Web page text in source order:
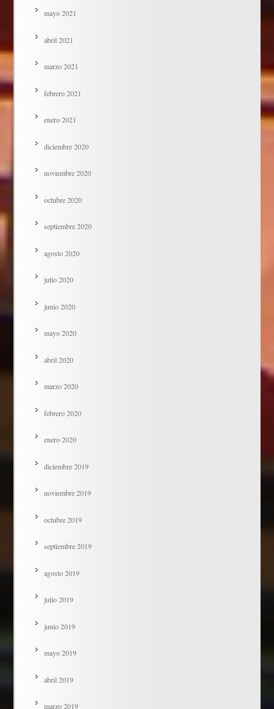
mayo 2021
abril 2021
marzo 2021
febrero 2021
enero 2021
diciembre 2020
noviembre 2020
octubre 2020
septiembre 2020
agosto 2020
julio 2020
junio 2020
mayo 2020
abril 2020
marzo 2020
febrero 2020
enero 2020
diciembre 2019
noviembre 2019
octubre 2019
septiembre 2019
agosto 2019
julio 2019
junio 2019
mayo 2019
abril 2019
marzo 2019